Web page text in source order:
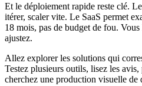
Et le déploiement rapide reste clé.
itérer, scaler vite. Le SaaS permet
18 mois, pas de budget de fou.
ajustez.
Allez explorer les solutions qui
Testez plusieurs outils, lisez les
cherchez une production visuelle de